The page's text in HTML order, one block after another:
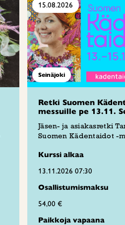
15.08.2026
Seinäjoki
Retki Suomen
messuille pe 13.11.
Jäsen- ja asiakasretki
Suomen Kädentaidot -
Kurssi alkaa
13.11.2026 07:30
Osallistumismaksu
54,00 €
Paikkoja vapaana